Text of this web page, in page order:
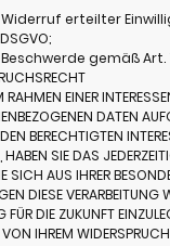
erteilter
gemäß Art.
RAHMEN EINER
DATEN
BERECHTIGTEN
HABEN SIE DAS
SICH AUS IHRER
DIESE VERARBEITUNG
FÜR DIE ZUKUNFT
IHREM